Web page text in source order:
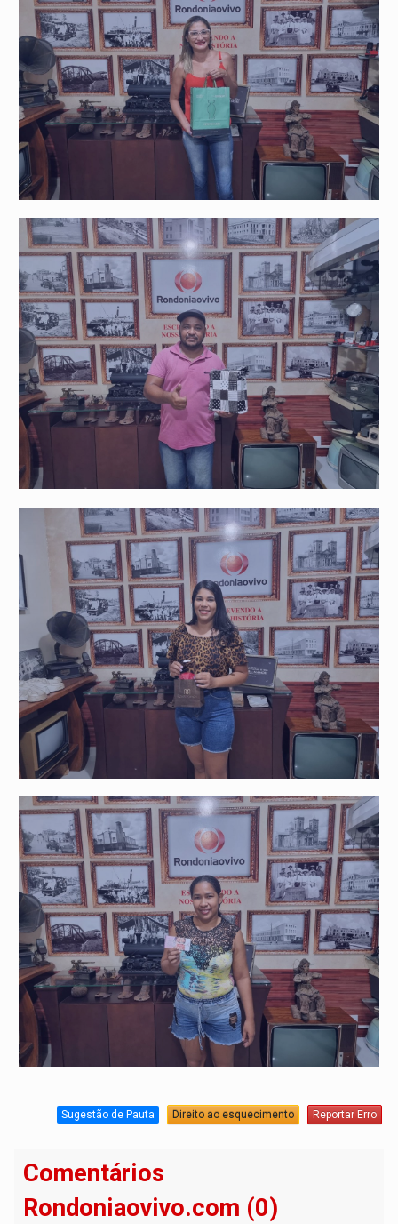
Sugestão de Pauta Direito ao esquecimento Reportar Erro
Comentários
Rondoniaovivo.com (0)